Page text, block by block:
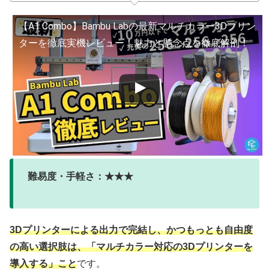
【A1 Combo】Bambu Labの最新マルチカラー3Dプリン
ターを徹底実機レビュー！魅力と懸念点を徹底解剖！
難易度・手軽さ：★★★
3Dプリンターによる出力で完結し、かつもっとも自由度
の高い選択肢は、「マルチカラー対応の3Dプリンターを
導入する」ことです。